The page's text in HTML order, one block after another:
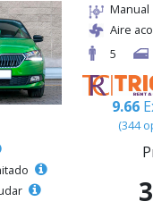
Manual
Aire
5
9.66
(344